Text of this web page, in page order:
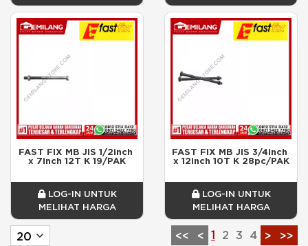
FAST FIX MB JIS 1/2inch
x 7inch 12T K 19/PAK
LOG-IN UNTUK
MELIHAT HARGA
FAST FIX MB JIS 3/4inch
x 12inch 10T K 28pc/PAK
LOG-IN UNTUK
MELIHAT HARGA
<< < 1 2 3 4 > >>